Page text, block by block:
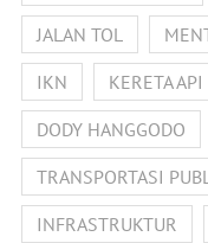
JALAN TOL
IKN
KERETA API
DODY HANGGODO
TRANSPORTASI
INFRASTRUKTUR